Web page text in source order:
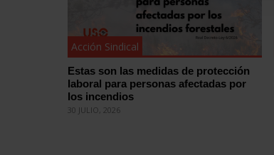
Acción Sindical
Estas son las medidas de protección
laboral para personas afectadas por
los incendios
30 JULIO, 2026